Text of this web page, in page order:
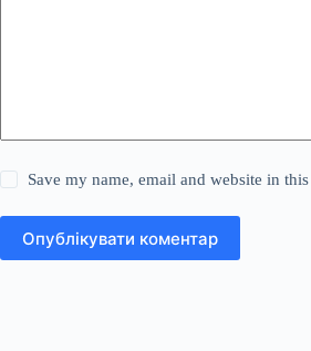
Save my name, email and website in
Опублікувати коментар